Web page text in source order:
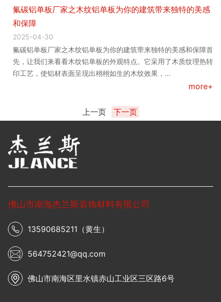
氟碳铝单板厂家之木纹铝单板为你的建筑带来独特的美感
和保障
2025-04-30
氟碳铝单板厂家之木纹铝单板为你的建筑带来独特的美感和保障首
先，让我们来看看木纹铝单板的外观特点。它采用了木质纹理热转
印工艺，使铝材表面呈现出栩栩如生的木纹效果，...
more+
上一页 下一页
佛山市南海杰兰斯装饰材料有限公司
13590685211（黄生）
564752421@qq.com
佛山市南海区里水镇赤山工业区三区路6号